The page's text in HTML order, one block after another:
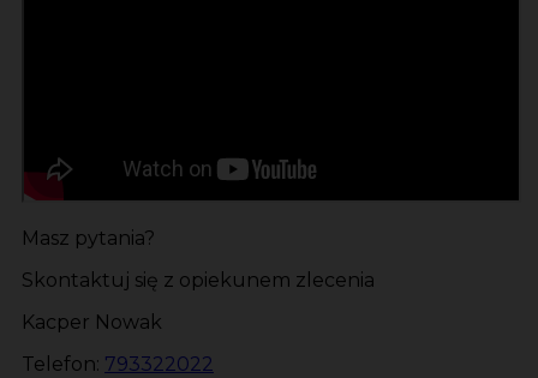
Masz pytania?
Skontaktuj się z opiekunem zlecenia
Kacper Nowak
Telefon: 793322022